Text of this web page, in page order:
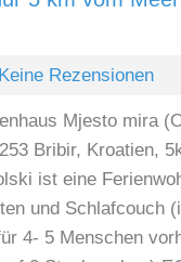
Keine Rezensionen
Mjesto mira
Bribir, Kroatien,
ist eine
und Schlafcouch
4- 5 Menschen